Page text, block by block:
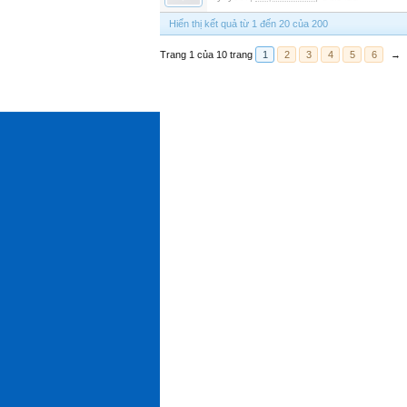
Hiển thị kết quả từ 1 đến 20 của 200
Trang 1 của 10 trang 1 2 3 4 5 6 →